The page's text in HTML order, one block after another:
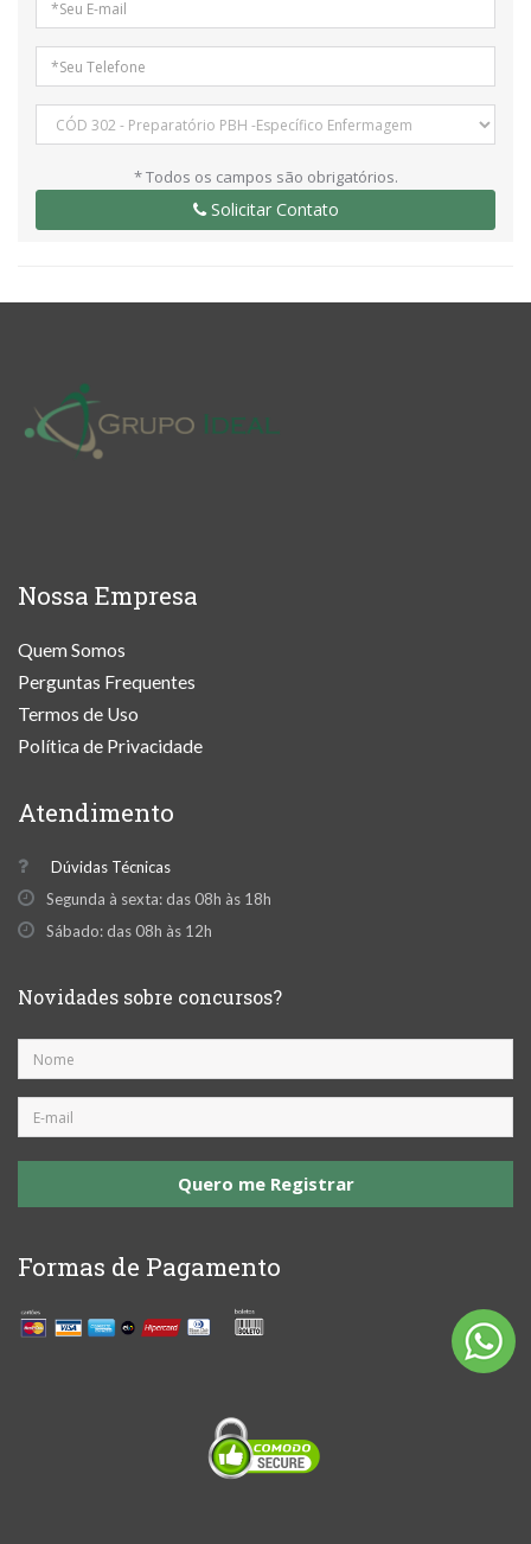
* Todos os campos são obrigatórios.
Solicitar Contato
Nossa Empresa
Quem Somos
Perguntas Frequentes
Termos de Uso
Política de Privacidade
Atendimento
Dúvidas Técnicas
Segunda à sexta: das 08h às 18h
Sábado: das 08h às 12h
Novidades sobre concursos?
Quero me Registrar
Formas de Pagamento